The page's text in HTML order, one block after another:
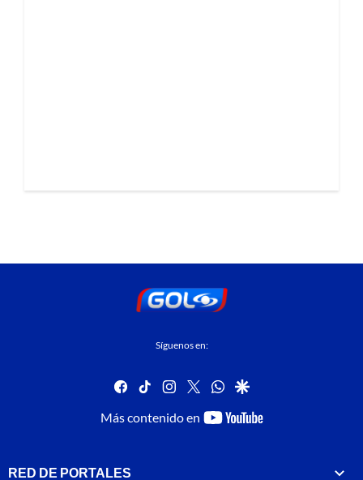
Síguenos en:
facebook
tiktok instagram
twitterwhatsapp
google
Más contenido en
youtube-
RED DE PORTALES